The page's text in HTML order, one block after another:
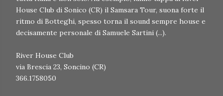
House Club di Sonico (CR) il Samsara Tour, suona forte il
ritmo di Botteghi, spesso torna il sound sempre house e
decisamente personale di Samuele Sartini (...).
River House Club
via Brescia 23, Soncino (CR)
366.1758050